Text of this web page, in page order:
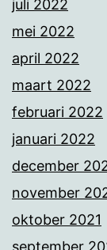
juli 2022
mei 2022
april 2022
maart 2022
februari 2022
januari 2022
december
november
oktober 2021